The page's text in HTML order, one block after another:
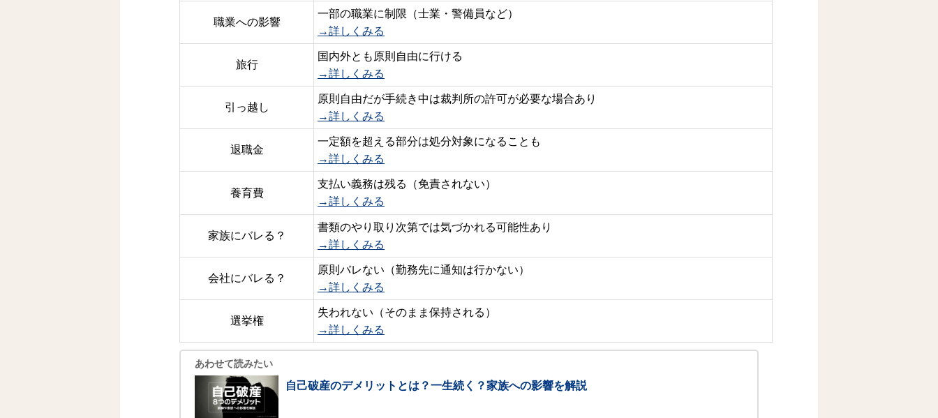
職業への影響
一部の職業に制限（士業・警備員など）
→詳しくみる
旅行
国内外とも原則自由に行ける
→詳しくみる
引っ越し
原則自由だが手続き中は裁判所の許可が必要な場合あり
→詳しくみる
退職金
一定額を超える部分は処分対象になることも
→詳しくみる
養育費
支払い義務は残る（免責されない）
→詳しくみる
家族にバレる？
書類のやり取り次第では気づかれる可能性あり
→詳しくみる
会社にバレる？
原則バレない（勤務先に通知は行かない）
→詳しくみる
選挙権
失われない（そのまま保持される）
→詳しくみる
あわせて読みたい
自己破産のデメリットとは？一生続く？家族への影響を解説